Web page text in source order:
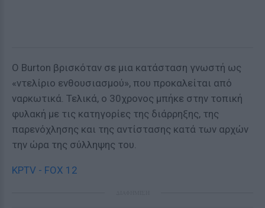
Ο Burton βρισκόταν σε μια κατάσταση γνωστή ως
«ντελίριο ενθουσιασμού», που προκαλείται από
ναρκωτικά. Τελικά, ο 30χρονος μπήκε στην τοπική
φυλακή με τις κατηγορίες της διάρρηξης, της
παρενόχλησης και της αντίστασης κατά των αρχών
την ώρα της σύλληψης του.
KPTV - FOX 12